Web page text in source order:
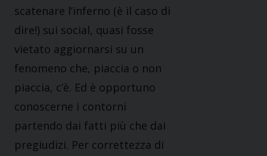
scatenare l’inferno (è il caso di
dire!) sui social, quasi fosse
vietato aggiornarsi su un
fenomeno che, piaccia o non
piaccia, c’è. Ed è opportuno
conoscerne i contorni
partendo dai fatti più che dai
pregiudizi. Per correttezza di